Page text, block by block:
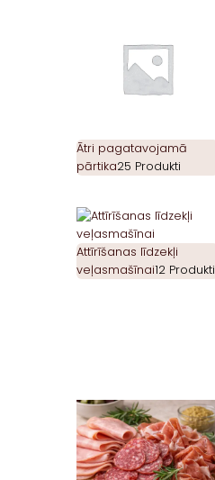
Ātri pagatavojamā
pārtika25 Produkti
Attīrīšanas līdzekļi
veļasmašīnai12 Produkti